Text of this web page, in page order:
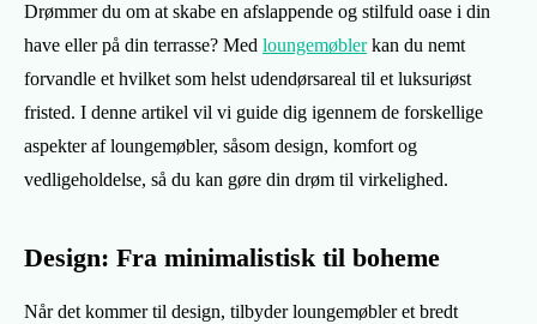
Drømmer du om at skabe en afslappende og stilfuld oase i din
have eller på din terrasse? Med loungemøblerkan du nemt
forvandle et hvilket som helst udendørsareal til et luksuriøst
fristed. I denne artikel vil vi guide dig igennem de forskellige
aspekter af loungemøbler, såsom design, komfort og
vedligeholdelse, så du kan gøre din drøm til virkelighed.
Design: Fra minimalistisk til boheme
Når det kommer til design, tilbyder loungemøbler et bredt